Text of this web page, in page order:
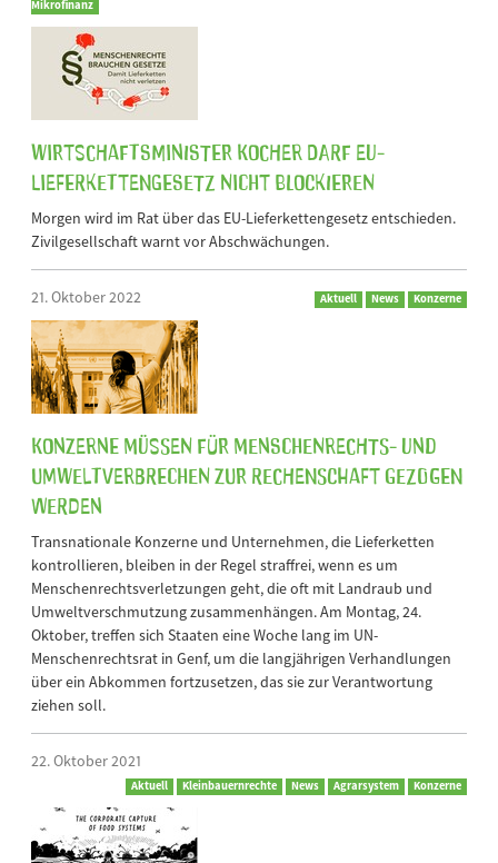
Mikrofinanz
Wirtschaftsminister Kocher darf EU-
Lieferkettengesetz nicht blockieren
Morgen wird im Rat über das EU-Lieferkettengesetz entschieden.
Zivilgesellschaft warnt vor Abschwächungen.
21. Oktober 2022 Aktuell News Konzerne
Konzerne müssen für Menschenrechts- und
Umweltverbrechen zur Rechenschaft gezogen
werden
Transnationale Konzerne und Unternehmen, die Lieferketten
kontrollieren, bleiben in der Regel straffrei, wenn es um
Menschenrechtsverletzungen geht, die oft mit Landraub und
Umweltverschmutzung zusammenhängen. Am Montag, 24.
Oktober, treffen sich Staaten eine Woche lang im UN-
Menschenrechtsrat in Genf, um die langjährigen Verhandlungen
über ein Abkommen fortzusetzen, das sie zur Verantwortung
ziehen soll.
22. Oktober 2021
Aktuell Kleinbauernrechte News Agrarsystem Konzerne